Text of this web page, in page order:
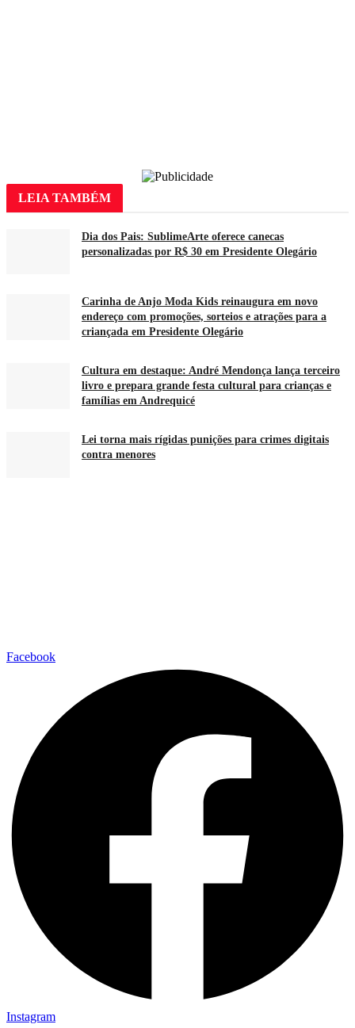
LEIA TAMBÉM
Dia dos Pais: SublimeArte oferece canecas
personalizadas por R$ 30 em Presidente Olegário
Carinha de Anjo Moda Kids reinaugura em novo
endereço com promoções, sorteios e atrações para a
criançada em Presidente Olegário
Cultura em destaque: André Mendonça lança terceiro
livro e prepara grande festa cultural para crianças e
famílias em Andrequicé
Lei torna mais rígidas punições para crimes digitais
contra menores
Facebook
Instagram